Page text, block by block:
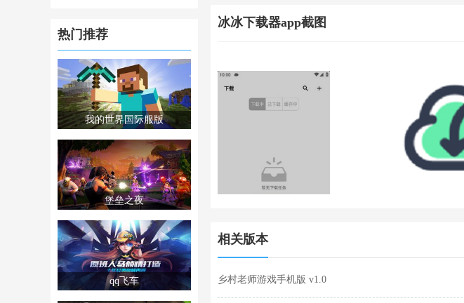
热门推荐
我的世界国际服版
堡垒之夜
qq飞车
冰冰下载器app截图
相关版本
乡村老师游戏手机版 v1.0